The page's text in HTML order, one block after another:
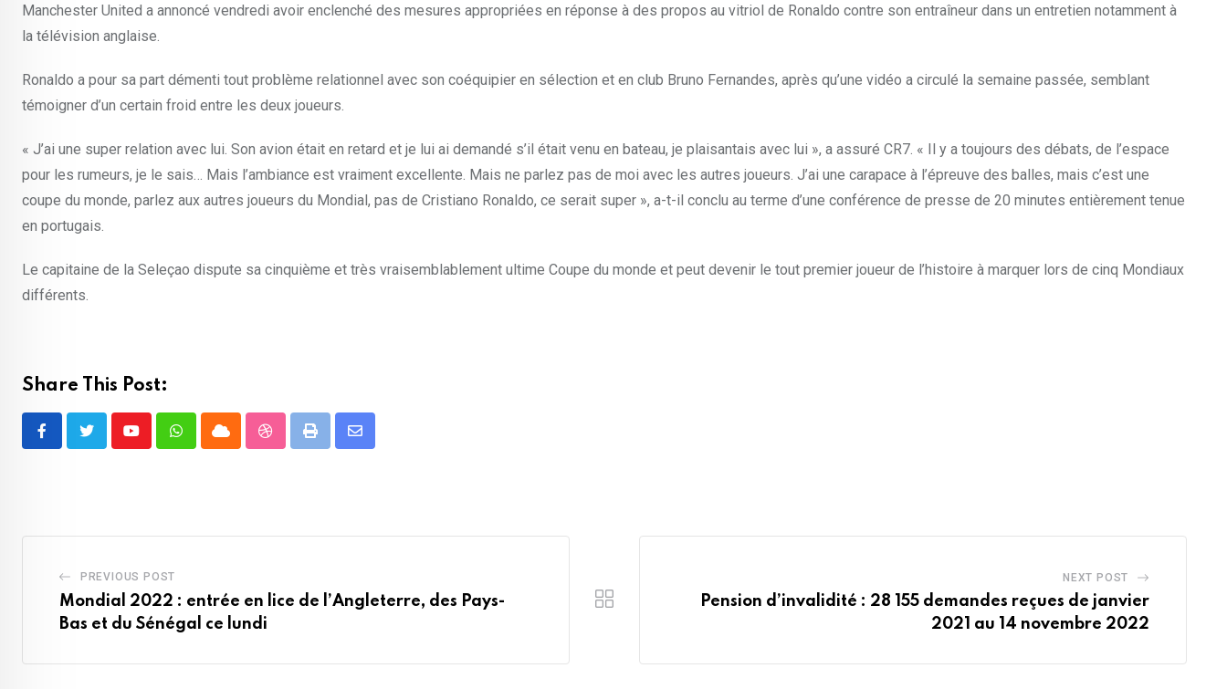
Manchester United a annoncé vendredi avoir enclenché des mesures appropriées en réponse à des propos au vitriol de Ronaldo contre son entraîneur dans un entretien notamment à
la télévision anglaise.
Ronaldo a pour sa part démenti tout problème relationnel avec son coéquipier en sélection et en club Bruno Fernandes, après qu’une vidéo a circulé la semaine passée, semblant
témoigner d’un certain froid entre les deux joueurs.
« J’ai une super relation avec lui. Son avion était en retard et je lui ai demandé s’il était venu en bateau, je plaisantais avec lui », a assuré CR7. « Il y a toujours des débats, de l’espace
pour les rumeurs, je le sais… Mais l’ambiance est vraiment excellente. Mais ne parlez pas de moi avec les autres joueurs. J’ai une carapace à l’épreuve des balles, mais c’est une
coupe du monde, parlez aux autres joueurs du Mondial, pas de Cristiano Ronaldo, ce serait super », a-t-il conclu au terme d’une conférence de presse de 20 minutes entièrement tenue
en portugais.
Le capitaine de la Seleçao dispute sa cinquième et très vraisemblablement ultime Coupe du monde et peut devenir le tout premier joueur de l’histoire à marquer lors de cinq Mondiaux
différents.
Share This Post:
YoutubeWhatsappCloud StumbleUpon
Print
Share
PREVIOUS POST
Mondial 2022 : entrée en lice de l’Angleterre, des Pays-
Bas et du Sénégal ce lundi
NEXT POST
Pension d’invalidité : 28 155 demandes reçues de janvier
2021 au 14 novembre 2022